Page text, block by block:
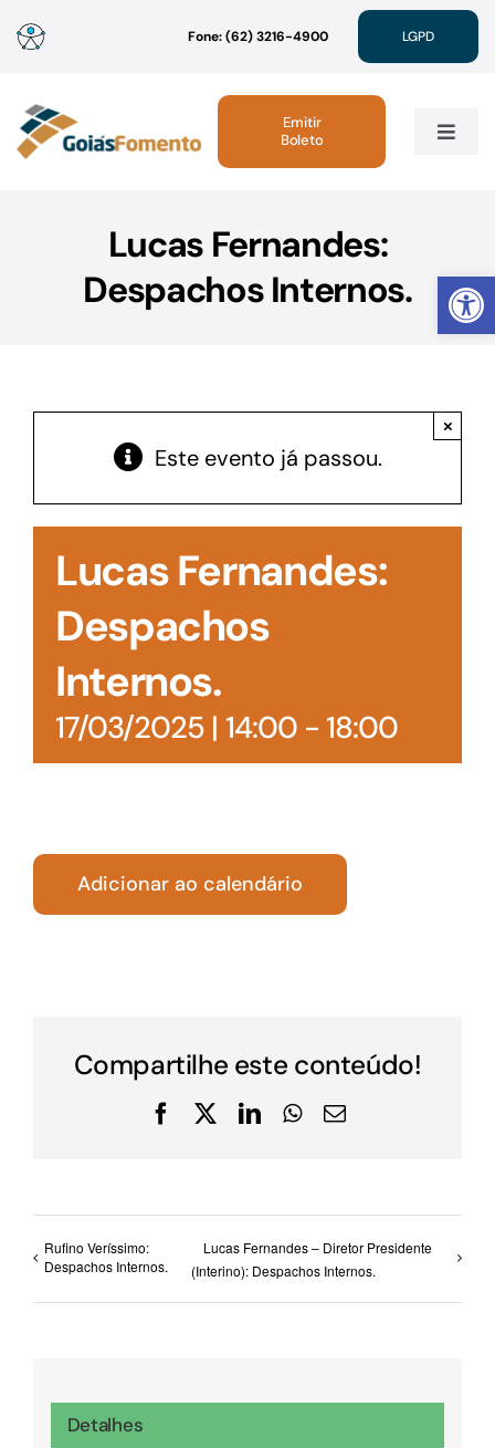
Abrir
para
conteúdo
Fone: (62) 3216-4900 LGPD
Toggle
Linhas de Crédito
Acesso à Informação
Emitir
Boleto
Lucas Fernandes:
Despachos Internos.
Este evento já passou.
×
Lucas Fernandes:
Despachos
Internos.
17/03/2025 | 14:00- 18:00
Adicionar ao calendário
Compartilhe este conteúdo!
Facebook
X LinkedInWhatsApp
E-
Rufino Veríssimo:
Despachos Internos.
Lucas Fernandes – Diretor Presidente
(Interino): Despachos Internos.
Detalhes